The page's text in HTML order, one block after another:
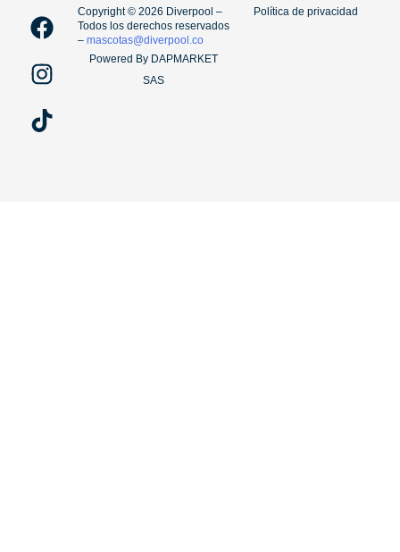
F
a
c
e
b
o
I
n
s
t
a
g
T
i
k
t
o
k
Copyright ©️ 2026 Diverpool –
Todos los derechos reservados
–mascotas@diverpool.co
Powered By DAPMARKET
SAS
Política de privacidad